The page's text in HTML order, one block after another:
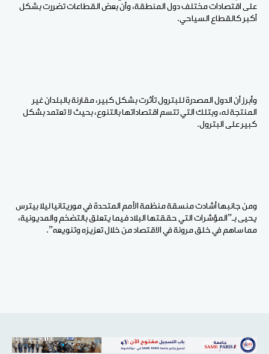
على اقتصادات مختلف دول المنطقة، وأن بعض القطاعات تضررت بشكل
أكبر كالقطاع السياحي.
وأبرز أن الدول المصدرة للبترول تأثرت بشكل كبير، مقارنة بالبلدان غير
المنتجة له، وبتلك التي تتسم اقتصاداتها بالتنوع، بحيث لا تعتمد بشكل
كبير على البترول.
ومن جانبها أشادت منسقة منظمة الأمم المتحدة في موريتانيا ليلا بيترس
يحيى بـ”المؤشرات التي حققتها البلاد فيما يتعلق بالتضخم والمديونية،
مما ساهم في خلق مرونة في الاقتصاد من خلال تعزيزه وتنويعه”.